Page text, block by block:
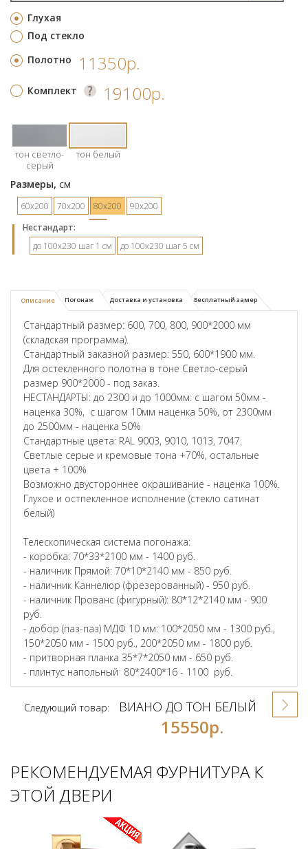
Глухая
Под стекло
Полотно 11350р.
Комплект 19100р.
тон светло-
серый
тон белый
Размеры, см
60х200 70х200 80х200
90х200
Hестандарт:
до 100х230 шаг 1 см
до 100х230 шаг 5 см
Описание Погонаж Доставка и установка Бесплатный замер
Стандартный размер: 600, 700, 800, 900*2000 мм
(складская программа).
Стандартный заказной размер: 550, 600*1900 мм.
Для остекленного полотна в тоне Светло-серый
размер 900*2000 - под заказ.
НЕСТАНДАРТЫ: до 2300 и до 1000мм: с шагом 50мм -
наценка 30%, с шагом 10мм наценка 50%, от 2300мм
до 2500мм - наценка 50%
Стандартные цвета: RAL 9003, 9010, 1013, 7047.
Светлые серые и кремовые тона +70%, остальные
цвета + 100%
Возможно двустороннее окрашивание - наценка 100%.
Глухое и остпекленное исполнение (стекло сатинат
белый)
Телескопическая система погонажа:
- коробка: 70*33*2100 мм - 1400 руб.
- наличник Прямой: 70*10*2140 мм - 850 руб.
- наличник Каннелюр (фрезерованный) - 950 руб.
- наличник Прованс (фигурный): 80*12*2140 мм - 900
руб.
- добор (паз-паз) МДФ 10 мм: 100*2050 мм - 1300 руб.,
150*2050 мм - 1500 руб., 200*2050 мм - 1800 руб.
- притворная планка 35*7*2050 мм - 650 руб.
- плинтус напольный 80*2400*16 - 1100 руб.
Следующий товар: ВИАНО ДО ТОН БЕЛЫЙ
15550р.
РЕКОМЕНДУЕМАЯ ФУРНИТУРА К
ЭТОЙ ДВЕРИ